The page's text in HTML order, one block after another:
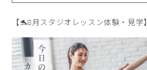
【🐬8月スタジオレッスン体験・見学】